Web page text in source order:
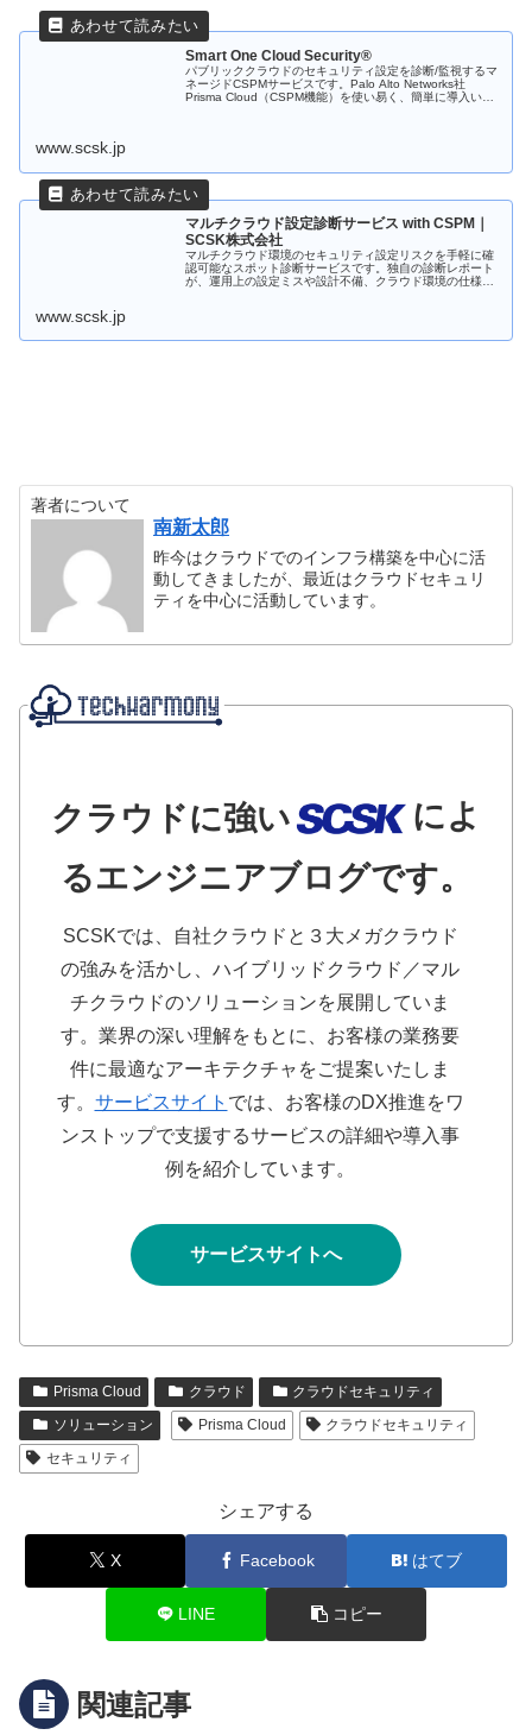
Smart One Cloud Security®
パブリッククラウドのセキュリティ設定を診断/監視するマ
ネージドCSPMサービスです。Palo Alto Networks社
Prisma Cloud（CSPM機能）を使い易く、簡単に導入いた
www.scsk.jp
マルチクラウド設定診断サービス with CSPM｜
SCSK株式会社
マルチクラウド環境のセキュリティ設定リスクを手軽に確
認可能なスポット診断サービスです。独自の診断レポート
が、運用上の設定ミスや設計不備、クラウド環境の仕様変
www.scsk.jp
著者について
南新太郎
昨今はクラウドでのインフラ構築を中心に活
動してきましたが、最近はクラウドセキュリ
ティを中心に活動しています。
クラウドに強い
によ
るエンジニアブログです。
SCSKでは、自社クラウドと３大メガクラウド
の強みを活かし、ハイブリッドクラウド／マル
チクラウドのソリューションを展開していま
す。業界の深い理解をもとに、お客様の業務要
件に最適なアーキテクチャをご提案いたしま
す。 サービスサイト では、お客様のDX推進をワ
ンストップで支援するサービスの詳細や導入事
例を紹介しています。
サービスサイトへ
Prisma Cloud クラウド
クラウドセキュリティ
ソリューション
Prisma Cloud
クラウドセキュリティ
セキュリティ
シェアする
X Facebook はてブ
LINE コピー
関連記事